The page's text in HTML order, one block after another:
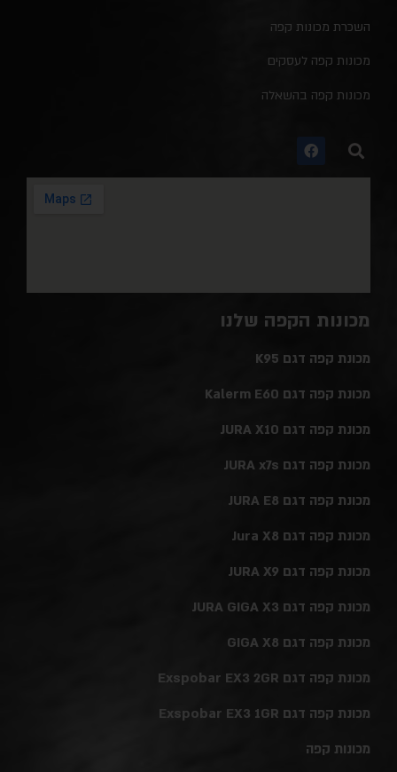
השכרת מכונות קפה
מכונות קפה לעסקים
מכונות קפה בהשאלה
מכונות הקפה שלנו
מכונת קפה דגם K95
מכונת קפה דגם Kalerm E60
מכונת קפה דגם JURA X10
מכונת קפה דגם JURA x7s
מכונת קפה דגם JURA E8
מכונת קפה דגם Jura X8
מכונת קפה דגם JURA X9
מכונת קפה דגם JURA GIGA X3
מכונת קפה דגם GIGA X8
מכונת קפה דגם Exspobar EX3 2GR
מכונת קפה דגם Exspobar EX3 1GR
מכונות קפה